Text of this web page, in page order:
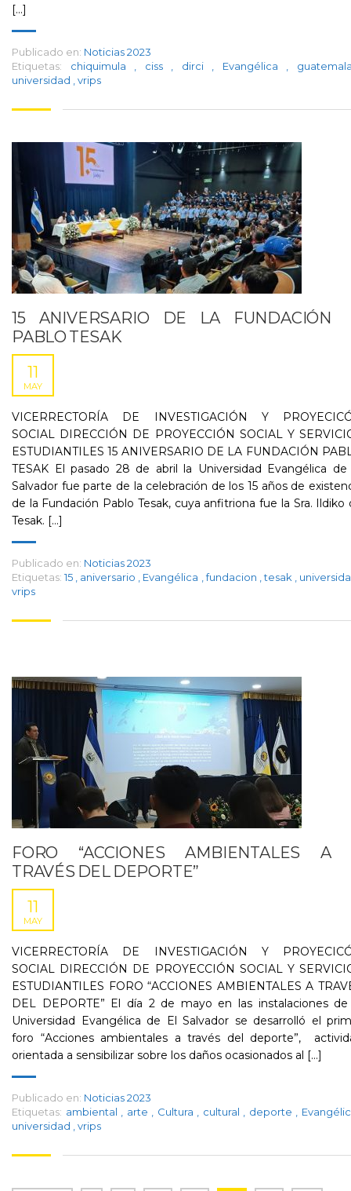
[...]
Publicado en: Noticias 2023
Etiquetas:
chiquimula ciss dirci Evangélica
universidad
vrips
15 ANIVERSARIO DE LA FUNDACIÓN
PABLO TESAK
11
MAY
VICERRECTORÍA DE INVESTIGACIÓN Y
SOCIAL DIRECCIÓN DE PROYECCIÓN SOCIAL Y
ESTUDIANTILES 15 ANIVERSARIO DE LA FUNDACIÓN
TESAK El pasado 28 de abril la Universidad Evangélica de
Salvador fue parte de la celebración de los 15 años de
de la Fundación Pablo Tesak, cuya anfitriona fue la Sra. Ildiko
Tesak. [...]
Publicado en: Noticias 2023
Etiquetas: 15 aniversario Evangélica fundacion tesak
vrips
FORO “ACCIONES AMBIENTALES A
TRAVÉS DEL DEPORTE”
11
MAY
VICERRECTORÍA DE INVESTIGACIÓN Y
SOCIAL DIRECCIÓN DE PROYECCIÓN SOCIAL Y
ESTUDIANTILES FORO “ACCIONES AMBIENTALES A
DEL DEPORTE” El día 2 de mayo en las instalaciones
Universidad Evangélica de El Salvador se desarrolló el
foro “Acciones ambientales a través del deporte”,
orientada a sensibilizar sobre los daños ocasionados al [...]
Publicado en: Noticias 2023
Etiquetas: ambiental arte Cultura cultural deporte
universidad
vrips